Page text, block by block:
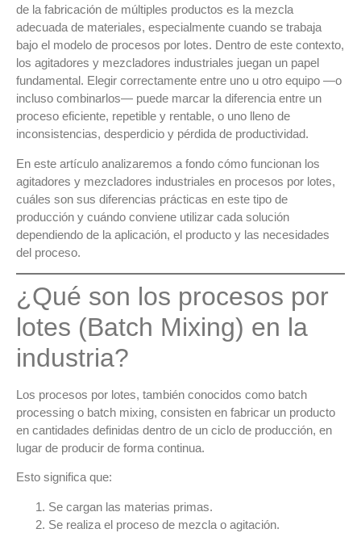
de la fabricación de múltiples productos es la mezcla
adecuada de materiales, especialmente cuando se trabaja
bajo el modelo de procesos por lotes. Dentro de este contexto,
los agitadores y mezcladores industriales juegan un papel
fundamental. Elegir correctamente entre uno u otro equipo —o
incluso combinarlos— puede marcar la diferencia entre un
proceso eficiente, repetible y rentable, o uno lleno de
inconsistencias, desperdicio y pérdida de productividad.
En este artículo analizaremos a fondo cómo funcionan los
agitadores y mezcladores industriales en procesos por lotes,
cuáles son sus diferencias prácticas en este tipo de
producción y cuándo conviene utilizar cada solución
dependiendo de la aplicación, el producto y las necesidades
del proceso.
¿Qué son los procesos por
lotes (Batch Mixing) en la
industria?
Los procesos por lotes, también conocidos como batch
processing o batch mixing, consisten en fabricar un producto
en cantidades definidas dentro de un ciclo de producción, en
lugar de producir de forma continua.
Esto significa que:
Se cargan las materias primas.
Se realiza el proceso de mezcla o agitación.